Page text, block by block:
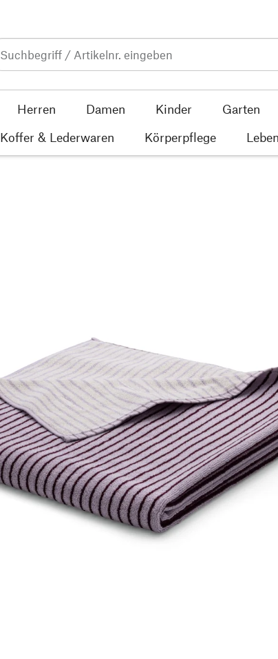
Herren Damen Kinder Garten
Koffer & Lederwaren Körperpflege